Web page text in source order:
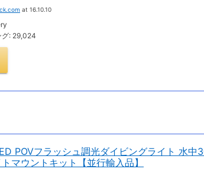
at 16.10.10
グ: 29,024
POVフラッシュ調光ダイビングライト 水中
マウントキット【並行輸入品】